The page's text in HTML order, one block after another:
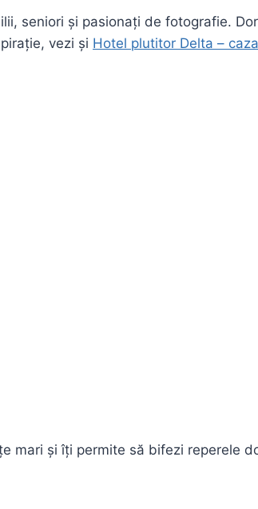
seniori și pasionați de fotografie.
vezi și Hotel plutitor Delta –
mari și îți permite să bifezi reperele